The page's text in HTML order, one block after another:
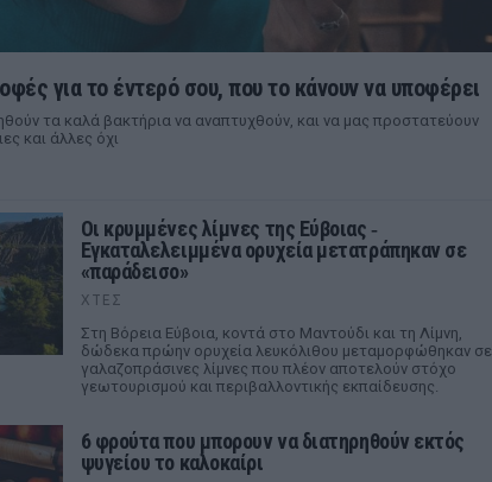
για το έντερό σου, που το κάνουν να υποφέρει
τα καλά βακτήρια να αναπτυχθούν, και να μας προστατεύουν
και άλλες όχι
Οι κρυμμένες λίμνες της Εύβοιας ‑
Εγκαταλελειμμένα ορυχεία μετατράπηκαν σε
«παράδεισο»
ΧΤΕΣ
Στη Βόρεια Εύβοια, κοντά στο Μαντούδι και τη Λίμνη,
δώδεκα πρώην ορυχεία λευκόλιθου μεταμορφώθηκαν σε
γαλαζοπράσινες λίμνες που πλέον αποτελούν στόχο
γεωτουρισμού και περιβαλλοντικής εκπαίδευσης.
6 φρούτα που μπορουν να διατηρηθούν εκτός
ψυγείου το καλοκαίρι